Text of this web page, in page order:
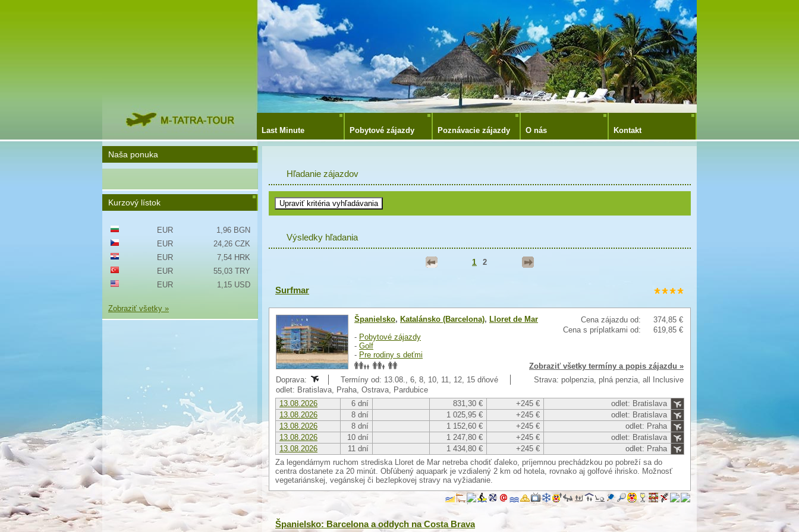
Last Minute Pobytové zájazdy Poznávacie zájazdy O nás Kontakt
Hľadanie zájazdov
Výsledky hľadania
1 2
Surfmar
Cena zájazdu od:
374,85 €
Cena s príplatkami od:
619,85 €
Španielsko, Katalánsko (Barcelona), Lloret de Mar
- Pobytové zájazdy
- Golf
- Pre rodiny s deťmi
Zobraziť všetky termíny a popis zájazdu »
Doprava:
Termíny od: 13.08., 6, 8, 10, 11, 12, 15 dňové
Strava: polpenzia, plná penzia, all Inclusive
odlet: Bratislava, Praha, Ostrava, Pardubice
13.08.2026
6 dní 831,30 € +245 €
odlet: Bratislava
13.08.2026
8 dní 1 025,95 € +245 €
odlet: Bratislava
13.08.2026
8 dní 1 152,60 € +245 €
odlet: Praha
13.08.2026
10 dní 1 247,80 € +245 €
odlet: Bratislava
13.08.2026
11 dní 1 434,80 € +245 €
odlet: Praha
Za legendárnym ruchom strediska Lloret de Mar netreba chodiť ďaleko, príjemnou prechádzkou po pobreží sa do
centra dostanete za 20 minút. Obľúbený aquapark je vzdialený 2 km od hotela, rovnako aj golfové ihrisko. Možnosť
vegetariánskej, vegánskej či bezlepkovej stravy na vyžiadanie.
Španielsko: Barcelona a oddych na Costa Brava
Naša ponuka
Kurzový lístok
EUR
1,96 BGN
EUR
24,26 CZK
EUR
7,54 HRK
EUR
55,03 TRY
EUR
1,15 USD
Zobraziť všetky »